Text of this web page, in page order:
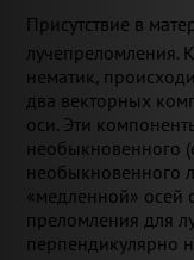
Присутствие в
лучепреломления.
нематик,
два векторных
оси. Эти
необыкновенного
необыкновенного
«медленной» осей
преломления для
перпендикулярно